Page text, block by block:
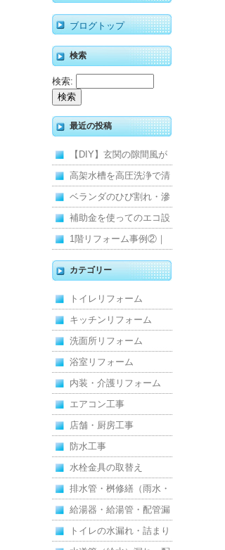
ブログトップ
検索
検索:
最近の投稿
【DIY】玄関の隙間風が
寒くて断熱ドアに交換し
ました
高架水槽を高圧洗浄で清
掃！衛生的な給水環境を
維持｜施工事例
ベランダのひび割れ・滲
みを解消！賃貸マンショ
ン防水工事
補助金を使ってのエコ設
備住宅リフォーム
1階リフォーム事例②｜
キッチン・床・収納を一
新し、扉新設で動線を整
えた全面改修
カテゴリー
トイレリフォーム
キッチンリフォーム
洗面所リフォーム
浴室リフォーム
内装・介護リフォーム
エアコン工事
店舗・厨房工事
防水工事
水栓金具の取替え
排水管・桝修繕（雨水・
汚水）
給湯器・給湯管・配管漏
れ
トイレの水漏れ・詰まり